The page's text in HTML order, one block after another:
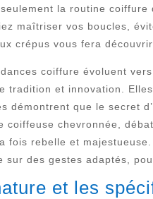
la routine
maîtriser vos boucles,
crépus vous fera
coiffure évoluent
tradition et innovation.
démontrent que le secret
coiffeuse chevronnée,
fois rebelle et
sur des gestes adaptés,
et les